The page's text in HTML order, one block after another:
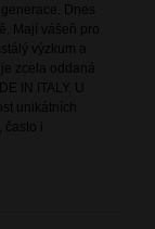
Dnes
Mají vášeň pro
výzkum a
zcela oddaná
IN ITALY. U
unikátních
i